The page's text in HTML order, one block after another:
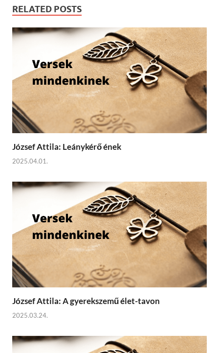
RELATED POSTS
József Attila: Leánykérő ének
2025.04.01.
József Attila: A gyerekszemű élet-tavon
2025.03.24.